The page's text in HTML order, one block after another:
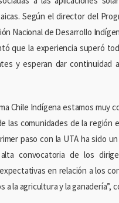
Según el director del
Nacional de Desarrollo
que la experiencia superó
y esperan dar continuidad
Chile Indígena estamos muy
las comunidades de la región
paso con la UTA ha sido
convocatoria de los
en relación a los
a la agricultura y la ganadería”,